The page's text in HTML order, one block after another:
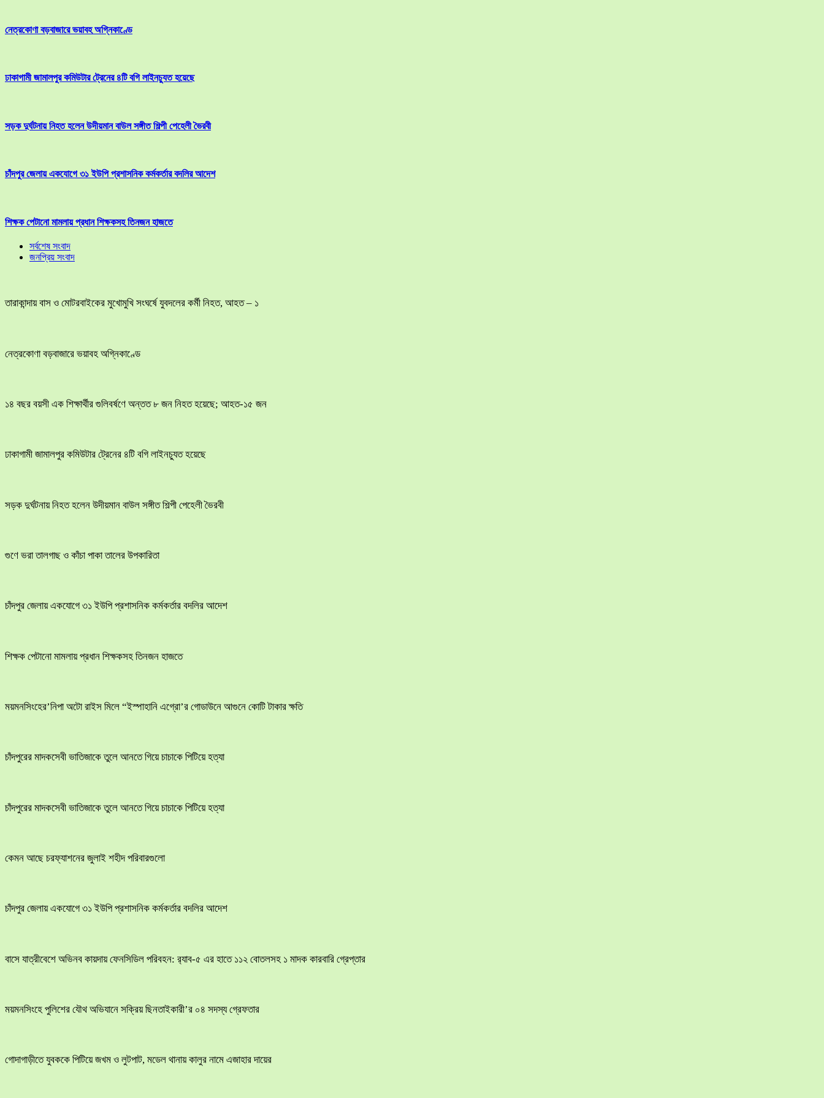
নেত্রকোণা বড়বাজারে ভয়াবহ অগ্নিকাণ্ডে
ঢাকাগামী জামালপুর কমিউটার ট্রেনের ৪টি বগি লাইনচ্যুত হয়েছে
সড়ক দুর্ঘটনায় নিহত হলেন উদীয়মান বাউল সঙ্গীত শিল্পী পেহেলী ভৈরবী
চাঁদপুর জেলায় একযোগে ৩১ ইউপি প্রশাসনিক কর্মকর্তার বদলির আদেশ
শিক্ষক পেটানো মামলায় প্রধান শিক্ষকসহ তিনজন হাজতে
সর্বশেষ সংবাদ
জনপ্রিয় সংবাদ
তারাকান্দায় বাস ও মোটরবাইকের মুখোমুখি সংঘর্ষে যুবদলের কর্মী নিহত, আহত – ১
নেত্রকোণা বড়বাজারে ভয়াবহ অগ্নিকাণ্ডে
১৪ বছর বয়সী এক শিক্ষার্থীর গুলিবর্ষণে অন্তত ৮ জন নিহত হয়েছে; আহত-১৫ জন
ঢাকাগামী জামালপুর কমিউটার ট্রেনের ৪টি বগি লাইনচ্যুত হয়েছে
সড়ক দুর্ঘটনায় নিহত হলেন উদীয়মান বাউল সঙ্গীত শিল্পী পেহেলী ভৈরবী
গুণে ভরা তালগাছ ও কাঁচা পাকা তালের উপকারিতা
চাঁদপুর জেলায় একযোগে ৩১ ইউপি প্রশাসনিক কর্মকর্তার বদলির আদেশ
শিক্ষক পেটানো মামলায় প্রধান শিক্ষকসহ তিনজন হাজতে
ময়মনসিংহের’নিপা অটো রাইস মিলে “ইস্পাহানি এগ্রো’র গোডাউনে আগুনে কোটি টাকার ক্ষতি
চাঁদপুরের মাদকসেবী ভাতিজাকে তুলে আনতে গিয়ে চাচাকে পিটিয়ে হত্যা
চাঁদপুরের মাদকসেবী ভাতিজাকে তুলে আনতে গিয়ে চাচাকে পিটিয়ে হত্যা
কেমন আছে চরফ্যাশনের জুলাই শহীদ পরিবারগুলো
চাঁদপুর জেলায় একযোগে ৩১ ইউপি প্রশাসনিক কর্মকর্তার বদলির আদেশ
বাসে যাত্রীবেশে অভিনব কায়দায় ফেনসিডিল পরিবহন: র‍্যাব-৫ এর হাতে ১১২ বোতলসহ ১ মাদক কারবারি গ্রেপ্তার
ময়মনসিংহে পুলিশের যৌথ অভিযানে সক্রিয় ছিনতাইকারী’র ০৪ সদস্য গ্রেফতার
​গোদাগাড়ীতে যুবককে পিটিয়ে জখম ও লুটপাট, মডেল থানায় কালুর নামে এজাহার দায়ের